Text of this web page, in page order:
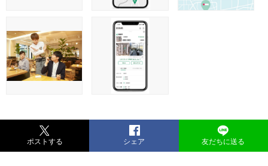
ポストする シェア 友だちに送る